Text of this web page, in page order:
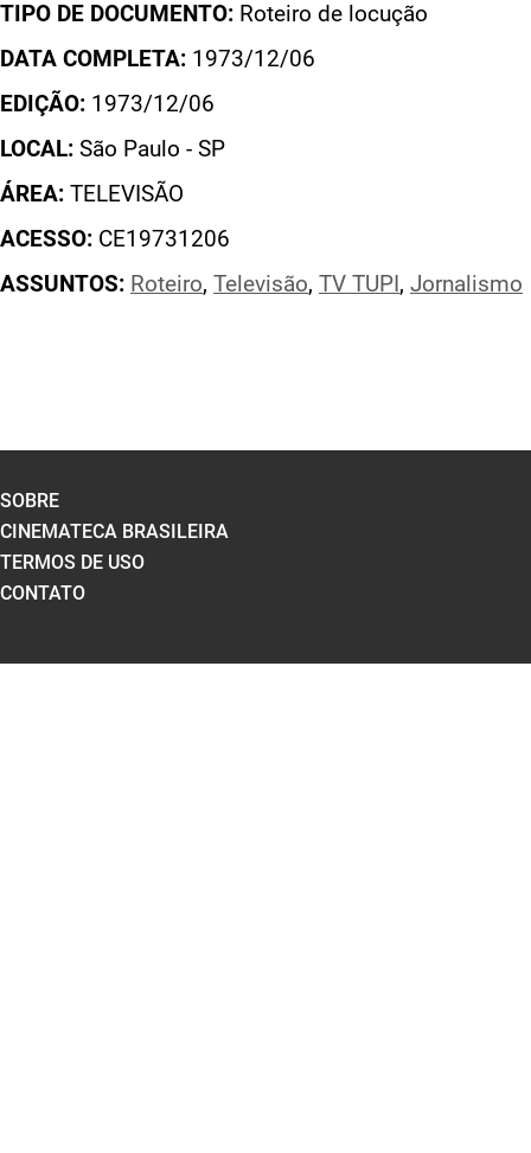
TIPO DE DOCUMENTO: Roteiro de locução
DATA COMPLETA: 1973/12/06
EDIÇÃO: 1973/12/06
LOCAL: São Paulo - SP
ÁREA: TELEVISÃO
ACESSO: CE19731206
ASSUNTOS: Roteiro, Televisão, TV TUPI , Jornalismo
SOBRE
CINEMATECA BRASILEIRA
TERMOS DE USO
CONTATO